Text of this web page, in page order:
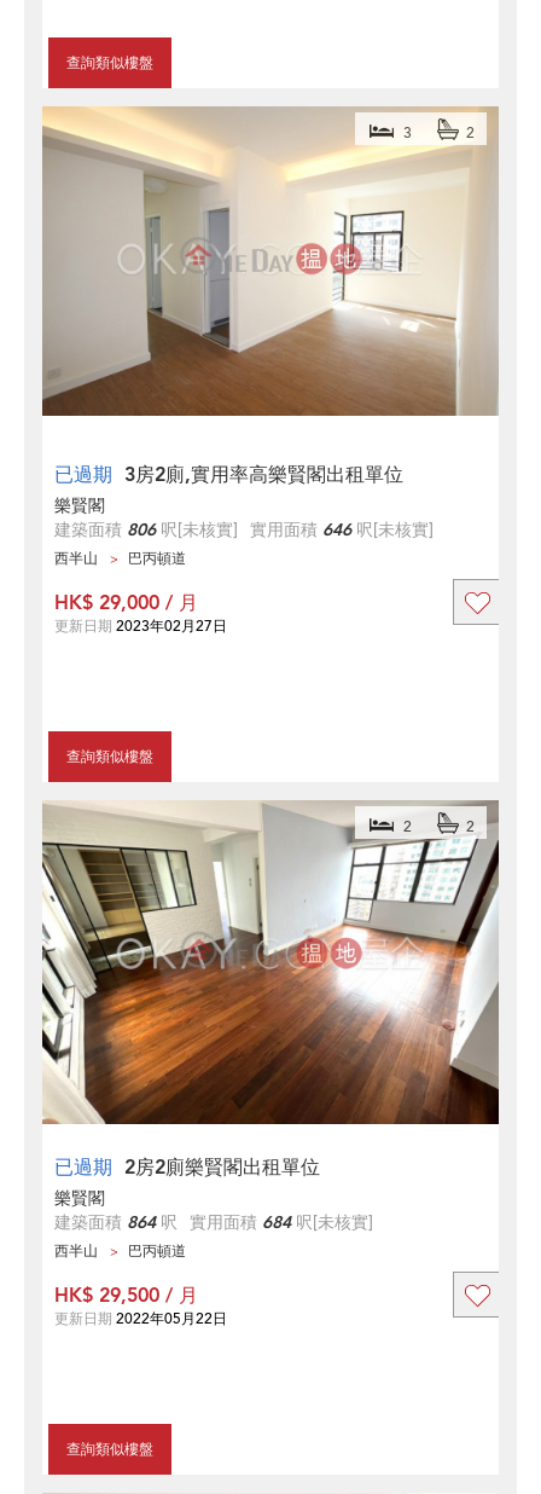
查詢類似樓盤
已過期 3房2廁,實用率高樂賢閣出租單位
3 2
樂賢閣
建築面積 806呎[未核實] 實用面積 646呎[未核實]
西半山 巴丙頓道
查詢類似樓盤
HK$ 29,000 / 月
更新日期 2023年02月27日
已過期 2房2廁樂賢閣出租單位
2 2
樂賢閣
建築面積 864呎 實用面積 684呎[未核實]
西半山 巴丙頓道
查詢類似樓盤
HK$ 29,500 / 月
更新日期 2022年05月22日